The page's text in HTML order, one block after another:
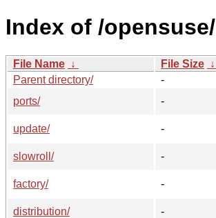
Index of /opensuse/
File Name ↓ File Size ↓
Parent directory/
-
ports/
-
update/
-
slowroll/
-
factory/
-
distribution/
-